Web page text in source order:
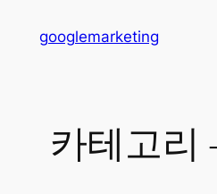
googlemarketing
카테고리